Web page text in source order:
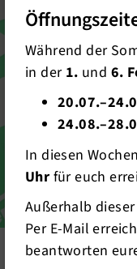
Während der
in der1. und 6.
In diesen
Uhr für euch
Außerhalb
Per E-Mail
beantworten